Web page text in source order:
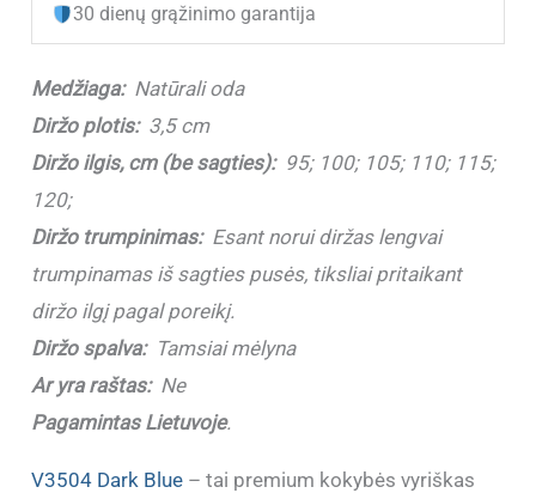
Dark
užspaudžiama
sagtimi
30 dienų grąžinimo garantija
Medžiaga: Natūrali oda
Diržo plotis:3,5 cm
Diržo ilgis, cm (be sagties):95; 100; 105; 110; 115;
120;
Diržo trumpinimas:Esant norui diržas lengvai
trumpinamas iš sagties pusės, tiksliai pritaikant
diržo ilgį pagal poreikį.
Diržo spalva:Tamsiai mėlyna
Ar yra raštas:Ne
Pagamintas Lietuvoje.
V3504 Dark Blue – tai premium kokybės vyriškas